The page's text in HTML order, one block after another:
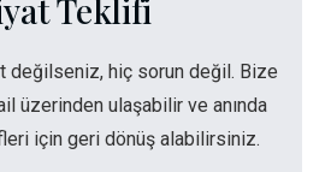
Teklifi
değilseniz, hiç sorun değil. Bize
üzerinden ulaşabilir ve anında
için geri dönüş alabilirsiniz.